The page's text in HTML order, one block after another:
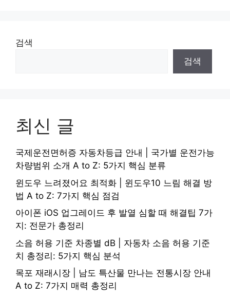
검색
검색
최신 글
국제운전면허증 자동차등급 안내 | 국가별 운전가능
차량범위 소개 A to Z: 5가지 핵심 분류
윈도우 느려졌어요 최적화 | 윈도우10 느림 해결 방
법 A to Z: 7가지 핵심 점검
아이폰 iOS 업그레이드 후 발열 심할 때 해결팁 7가
지: 전문가 총정리
소음 허용 기준 차종별 dB | 자동차 소음 허용 기준
치 총정리: 5가지 핵심 분석
목포 재래시장 | 남도 특산물 만나는 전통시장 안내
A to Z: 7가지 매력 총정리